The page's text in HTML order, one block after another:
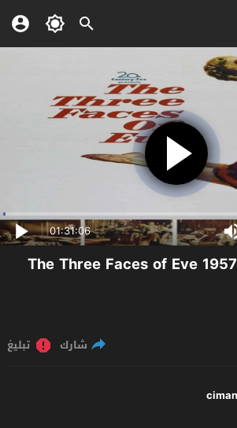
01:31:06
مشاهدة فيلم The Three Faces of Eve 1957
شارك تبليغ